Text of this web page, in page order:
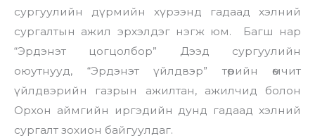
сургуулийн дүрмийн хүрээнд гадаад хэлний
сургалтын ажил эрхэлдэг нэгж юм. Багш нар
“Эрдэнэт цогцолбор” Дээд сургуулийн
оюутнууд, “Эрдэнэт үйлдвэр” төрийн өмчит
үйлдвэрийн газрын ажилтан, ажилчид болон
Орхон аймгийн иргэдийн дунд гадаад хэлний
сургалт зохион байгуулдаг.